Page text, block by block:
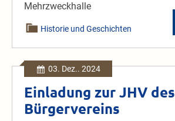
Mehrzweckhalle
Historie und Geschichten
03. Dez.. 2024
Einladung zur JHV des
Bürgervereins